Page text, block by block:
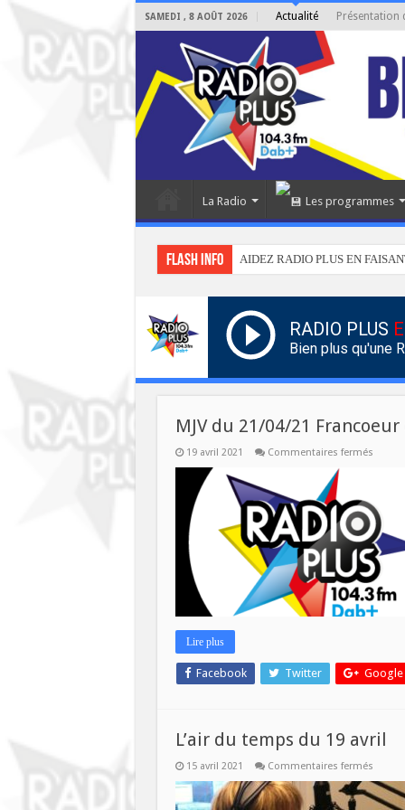
SAMEDI , 8 AOÛT 2026 Actualité Présentation
La Radio Les programmes
Flash info AIDEZ RADIO PLUS EN
RADIO PLUS
Bien plus qu'une
MJV du 21/04/21
19 avril 2021 Commentaires ferméssur
et
Belfour
Lire plus
Facebook Twitter Google
L’air du temps du 19 avril
15 avril 2021 Commentaires ferméssur
du
temps